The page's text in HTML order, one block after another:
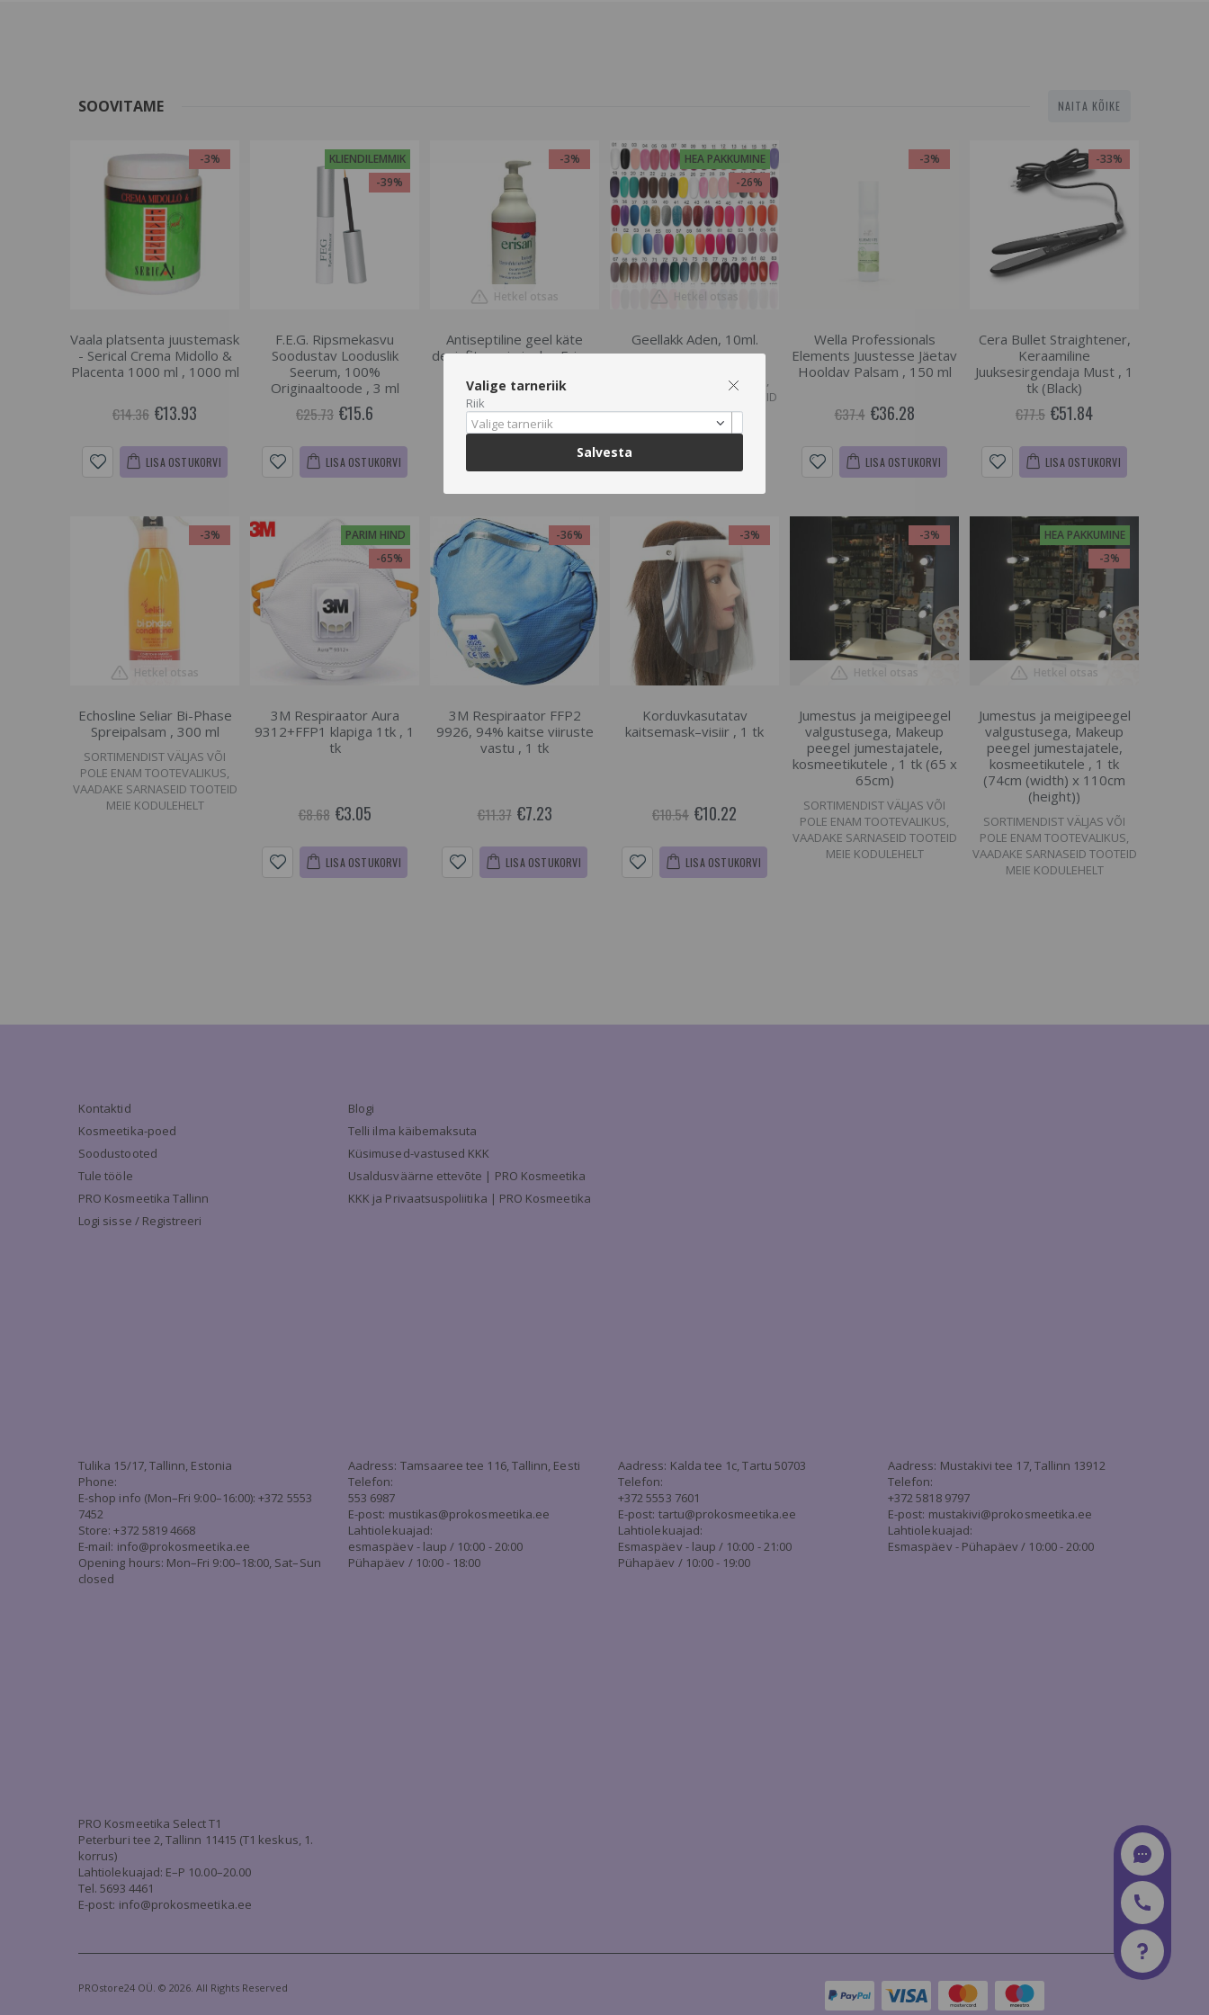
SOOVITAME NAITA KÕIKE
-3%
Vaala platsenta juustemask
- Serical Crema Midollo &
Placenta 1000 ml , 1000 ml
€14.36 €13.93
LISA OSTUKORVI
KLIENDILEMMIK
-39%
F.E.G. Ripsmekasvu
Soodustav Looduslik
Seerum, 100%
Originaaltoode , 3 ml
€25.73 €15.6
LISA OSTUKORVI
-3%
Hetkel otsas
Antiseptiline geel käte
desinfitseerimiseks, Erisan
HEA PAKKUMINE
-26%
Hetkel otsas
Geellakk Aden, 10ml.
POLE ENAM TOOTEVALIKUS,
VAADAKE SARNASEID TOOTEID
MEIE KODULEHELT
-3%
Wella Professionals
Elements Juustesse Jäetav
Hooldav Palsam , 150 ml
€37.4 €36.28
LISA OSTUKORVI
-33%
Cera Bullet Straightener,
Keraamiline
Juuksesirgendaja Must , 1
tk (Black)
€77.5 €51.84
LISA OSTUKORVI
-3%
Hetkel otsas
Echosline Seliar Bi-Phase
Spreipalsam , 300 ml
SORTIMENDIST VÄLJAS VÕI
POLE ENAM TOOTEVALIKUS,
VAADAKE SARNASEID TOOTEID
MEIE KODULEHELT
PARIM HIND
-65%
3M Respiraator Aura
9312+FFP1 klapiga 1tk , 1
tk
€8.68 €3.05
LISA OSTUKORVI
-36%
3M Respiraator FFP2
9926, 94% kaitse viiruste
vastu , 1 tk
€11.37 €7.23
LISA OSTUKORVI
-3%
Korduvkasutatav
kaitsemask–visiir , 1 tk
€10.54 €10.22
LISA OSTUKORVI
-3%
Hetkel otsas
Jumestus ja meigipeegel
valgustusega, Makeup
peegel jumestajatele,
kosmeetikutele , 1 tk (65 x
65cm)
SORTIMENDIST VÄLJAS VÕI
POLE ENAM TOOTEVALIKUS,
VAADAKE SARNASEID TOOTEID
MEIE KODULEHELT
HEA PAKKUMINE
-3%
Hetkel otsas
Jumestus ja meigipeegel
valgustusega, Makeup
peegel jumestajatele,
kosmeetikutele , 1 tk
(74cm (width) x 110cm
(height))
SORTIMENDIST VÄLJAS VÕI
POLE ENAM TOOTEVALIKUS,
VAADAKE SARNASEID TOOTEID
MEIE KODULEHELT
Kontaktid
Kosmeetika-poed
Soodustooted
Tule tööle
PRO Kosmeetika Tallinn
Logi sisse / Registreeri
Blogi
Telli ilma käibemaksuta
Küsimused-vastused KKK
Usaldusväärne ettevõte | PRO Kosmeetika
KKK ja Privaatsuspoliitika | PRO Kosmeetika
Tulika 15/17, Tallinn, Estonia
Phone:
E-shop info (Mon–Fri 9:00–16:00): +372 5553
7452
Store: +372 5819 4668
E-mail: info@prokosmeetika.ee
Opening hours: Mon–Fri 9:00–18:00, Sat–Sun
closed
Aadress: Tamsaaree tee 116, Tallinn, Eesti
Telefon:
553 6987
E-post: mustikas@prokosmeetika.ee
Lahtiolekuajad:
esmaspäev - laup / 10:00 - 20:00
Pühapäev / 10:00 - 18:00
Aadress: Kalda tee 1c, Tartu 50703
Telefon:
+372 5553 7601
E-post: tartu@prokosmeetika.ee
Lahtiolekuajad:
Esmaspäev - laup / 10:00 - 21:00
Pühapäev / 10:00 - 19:00
Aadress: Mustakivi tee 17, Tallinn 13912
Telefon:
+372 5818 9797
E-post: mustakivi@prokosmeetika.ee
Lahtiolekuajad:
Esmaspäev - Pühapäev / 10:00 - 20:00
PRO Kosmeetika Select T1
Peterburi tee 2, Tallinn 11415 (T1 keskus, 1.
korrus)
Lahtiolekuajad: E–P 10.00–20.00
Tel. 5693 4461
E-post: info@prokosmeetika.ee
PROstore24 OÜ. © 2026. All Rights Reserved
Valige tarneriik
Riik
Valige tarneriik
Salvesta